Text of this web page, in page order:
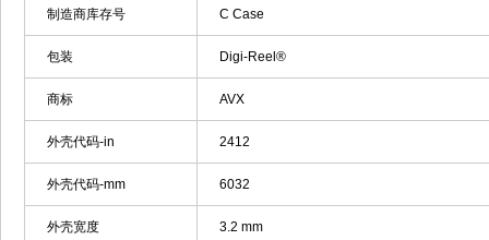
制造商库存号 C Case
包装 Digi-Reel®
商标 AVX
外壳代码-in 2412
外壳代码-mm 6032
外壳宽度 3.2 mm